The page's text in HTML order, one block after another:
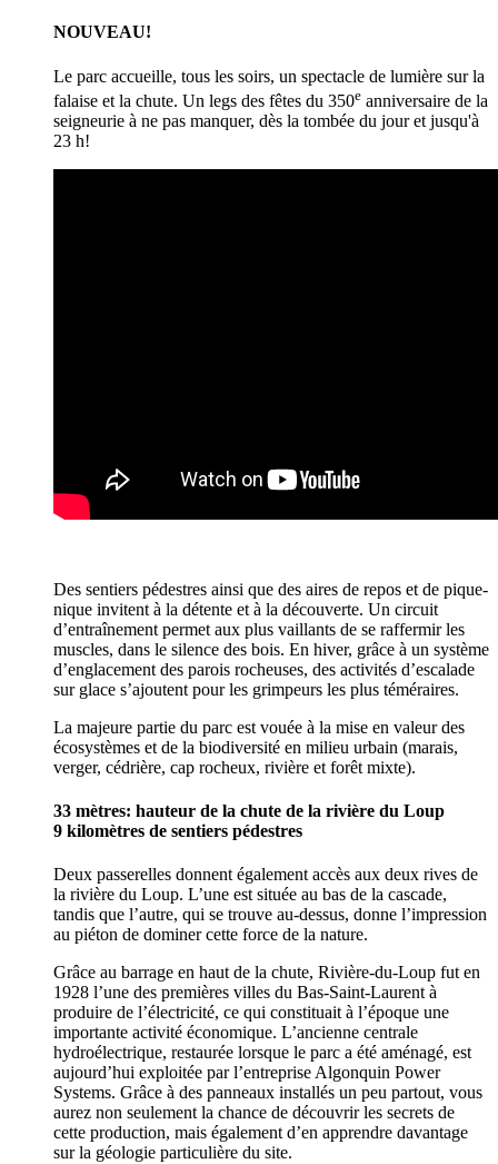
NOUVEAU!
Le parc accueille, tous les soirs, un spectacle de lumière sur la
falaise et la chute. Un legs des fêtes du 350e anniversaire de la
seigneurie à ne pas manquer, dès la tombée du jour et jusqu'à
23 h!
Des sentiers pédestres ainsi que des aires de repos et de pique-
nique invitent à la détente et à la découverte. Un circuit
d’entraînement permet aux plus vaillants de se raffermir les
muscles, dans le silence des bois. En hiver, grâce à un système
d’englacement des parois rocheuses, des activités d’escalade
sur glace s’ajoutent pour les grimpeurs les plus téméraires.
La majeure partie du parc est vouée à la mise en valeur des
écosystèmes et de la biodiversité en milieu urbain (marais,
verger, cédrière, cap rocheux, rivière et forêt mixte).
33 mètres: hauteur de la chute de la rivière du Loup
9 kilomètres de sentiers pédestres
Deux passerelles donnent également accès aux deux rives de
la rivière du Loup. L’une est située au bas de la cascade,
tandis que l’autre, qui se trouve au-dessus, donne l’impression
au piéton de dominer cette force de la nature.
Grâce au barrage en haut de la chute, Rivière-du-Loup fut en
1928 l’une des premières villes du Bas-Saint-Laurent à
produire de l’électricité, ce qui constituait à l’époque une
importante activité économique. L’ancienne centrale
hydroélectrique, restaurée lorsque le parc a été aménagé, est
aujourd’hui exploitée par l’entreprise Algonquin Power
Systems. Grâce à des panneaux installés un peu partout, vous
aurez non seulement la chance de découvrir les secrets de
cette production, mais également d’en apprendre davantage
sur la géologie particulière du site.